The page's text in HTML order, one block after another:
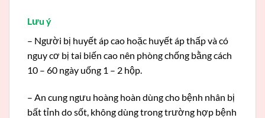
Lưu ý
– Người bị huyết áp cao hoặc huyết áp thấp và có
nguy cơ bị tai biến cao nên phòng chống bằng cách
10 – 60 ngày uống 1 – 2 hộp.
– An cung ngưu hoàng hoàn dùng cho bệnh nhân bị
bất tỉnh do sốt, không dùng trong trường hợp bệnh